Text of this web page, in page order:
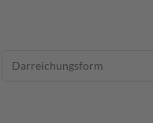
Darreichungsform